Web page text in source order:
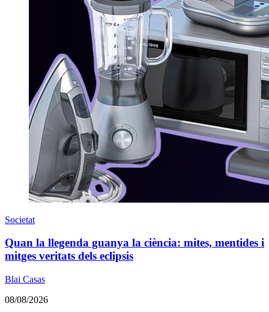
Societat
Quan la llegenda guanya la ciència: mites, mentides i
mitges veritats dels eclipsis
Blai Casas
08/08/2026